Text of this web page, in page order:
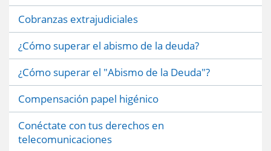
Cobranzas extrajudiciales
¿Cómo superar el abismo de la deuda?
¿Cómo superar el "Abismo de la Deuda"?
Compensación papel higénico
Conéctate con tus derechos en
telecomunicaciones